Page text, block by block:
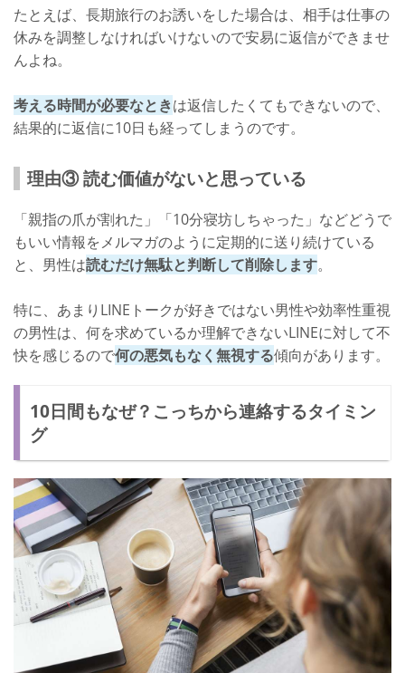
たとえば、長期旅行のお誘いをした場合は、相手は仕事の
休みを調整しなければいけないので安易に返信ができませ
んよね。
考える時間が必要なときは返信したくてもできないので、
結果的に返信に10日も経ってしまうのです。
理由③ 読む価値がないと思っている
「親指の爪が割れた」「10分寝坊しちゃった」などどうで
もいい情報をメルマガのように定期的に送り続けている
と、男性は読むだけ無駄と判断して削除します。
特に、あまりLINEトークが好きではない男性や効率性重視
の男性は、何を求めているか理解できないLINEに対して不
快を感じるので何の悪気もなく無視する傾向があります。
10日間もなぜ？こっちから連絡するタイミン
グ